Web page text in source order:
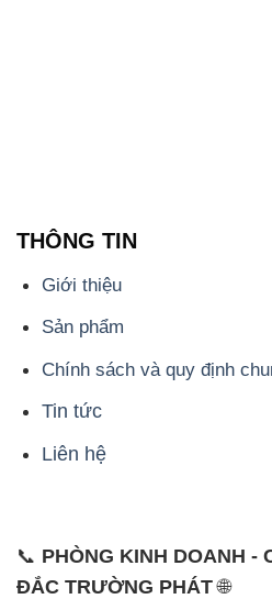
THÔNG TIN
Giới thiệu
Sản phẩm
Chính sách và quy định
Tin tức
Liên hệ
📞 PHÒNG KINH DOANH -
ĐẮC TRƯỜNG PHÁT🌐